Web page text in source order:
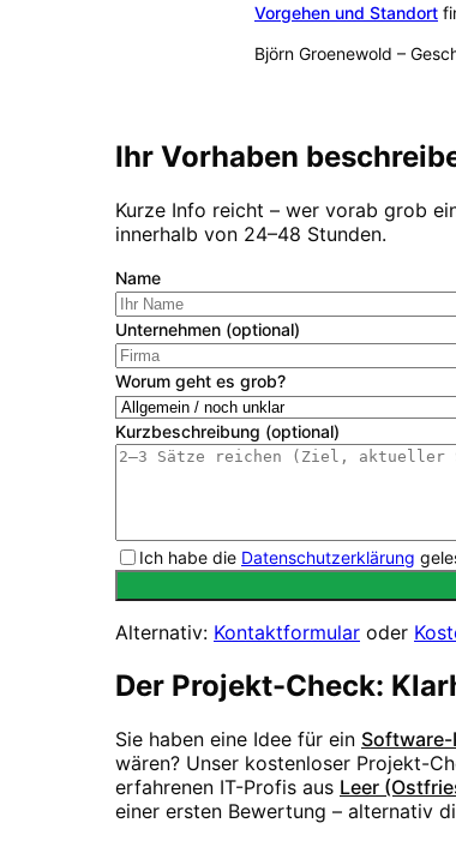
Vorgehen und Standort
Björn Groenewold –
Ihr Vorhaben
Kurze Info reicht – wer vorab grob
innerhalb von 24–48 Stunden.
Name
Unternehmen (optional)
Worum geht es grob?
Kurzbeschreibung (optional)
Ich habe die Datenschutzerklärung
Alternativ: Kontaktformular oder
Der Projekt-Check:
Sie haben eine Idee für ein
wären? Unser kostenloser Projekt-
erfahrenen IT-Profis aus Leer
einer ersten Bewertung – alternativ